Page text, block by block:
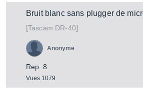
Bruit blanc sans plugger de
[Tascam DR-40]
Rep. 8
Vues 1079
Anonyme